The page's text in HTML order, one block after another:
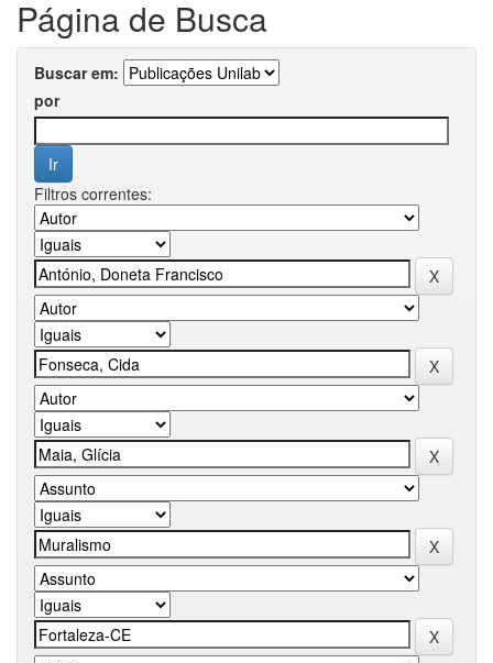
Página de Busca
Buscar em:
por
Filtros correntes: